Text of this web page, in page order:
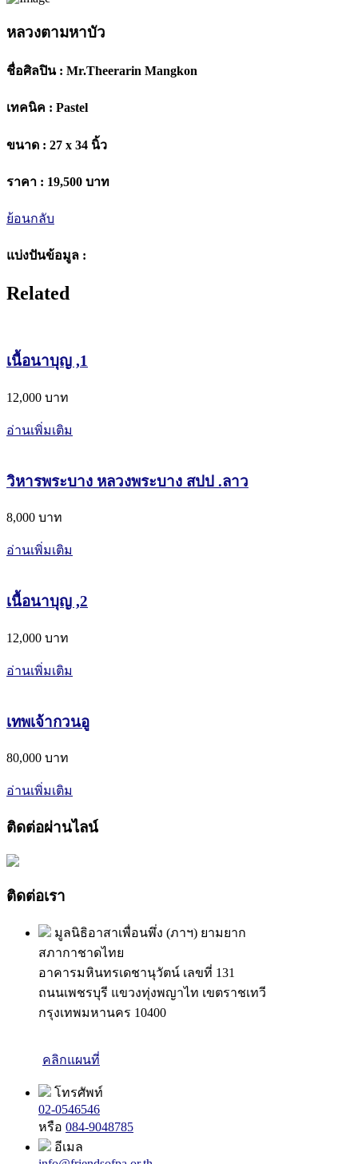
หลวงตามหาบัว
ชื่อศิลปิน : Mr.Theerarin Mangkon
เทคนิค : Pastel
ขนาด : 27 x 34 นิ้ว
ราคา : 19,500 บาท
ย้อนกลับ
แบ่งปันข้อมูล :
Related
เนื้อนาบุญ ,1
12,000 บาท
อ่านเพิ่มเติม
วิหารพระบาง หลวงพระบาง สปป .ลาว
8,000 บาท
อ่านเพิ่มเติม
เนื้อนาบุญ ,2
12,000 บาท
อ่านเพิ่มเติม
เทพเจ้ากวนอู
80,000 บาท
อ่านเพิ่มเติม
ติดต่อผ่านไลน์
ติดต่อเรา
มูลนิธิอาสาเพื่อนพึ่ง (ภาฯ) ยามยาก
สภากาชาดไทย
อาคารมหินทรเดชานุวัตน์ เลขที่ 131
ถนนเพชรบุรี แขวงทุ่งพญาไท เขตราชเทวี
กรุงเทพมหานคร 10400
คลิกแผนที่
โทรศัพท์
02-0546546
หรือ 084-9048785
อีเมล